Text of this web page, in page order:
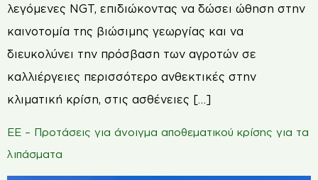
λεγόμενες NGT, επιδιώκοντας να δώσει ώθηση στην
καινοτομία της βιώσιμης γεωργίας και να
διευκολύνει την πρόσβαση των αγροτών σε
καλλιέργειες περισσότερο ανθεκτικές στην
κλιματική κρίση, στις ασθένειες […]
ΕΕ – Προτάσεις για άνοιγμα αποθεματικού κρίσης για τα
λιπάσματα